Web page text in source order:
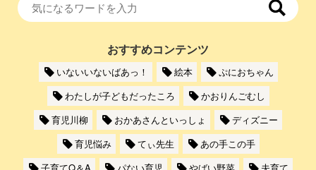
おすすめコンテンツ
いないいないばあっ！ 絵本
ぷにおちゃん
わたしが子どもだったころ
かおりんごむし
育児川柳
おかあさんといっしょ
ディズニー
育児悩み
てぃ先生
あの手この手